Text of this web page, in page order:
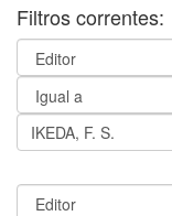
Filtros correntes: